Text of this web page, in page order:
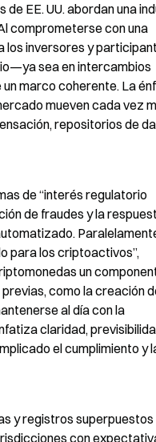
EE. UU. abordan una
comprometerse con una
los inversores y
sea en intercambios
marco coherente. La
mueven cada vez
repositorios de
de “interés regulatorio
de fraudes y la
para los criptoactivos”,
un
como la creación
al día con la
claridad,
el cumplimiento y
y registros
con